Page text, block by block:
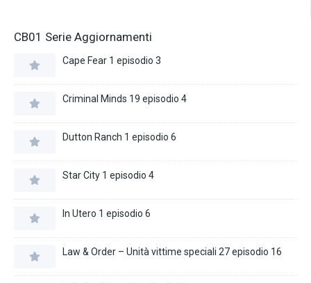
CB01 Serie Aggiornamenti
Cape Fear 1 episodio 3
Criminal Minds 19 episodio 4
Dutton Ranch 1 episodio 6
Star City 1 episodio 4
In Utero 1 episodio 6
Law & Order – Unità vittime speciali 27 episodio 16